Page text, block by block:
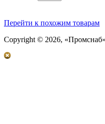
Перейти к похожим товарам
Copyright © 2026,